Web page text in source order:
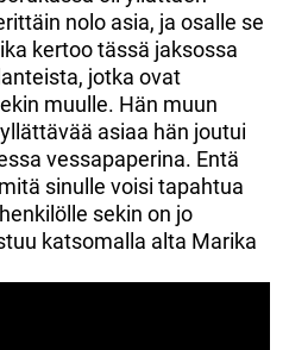
nolo asia, ja osalle se
kertoo tässä jaksossa
jotka ovat
muulle. Hän muun
asiaa hän joutui
vessapaperina. Entä
sinulle voisi tapahtua
sekin on jo
katsomalla alta Marika